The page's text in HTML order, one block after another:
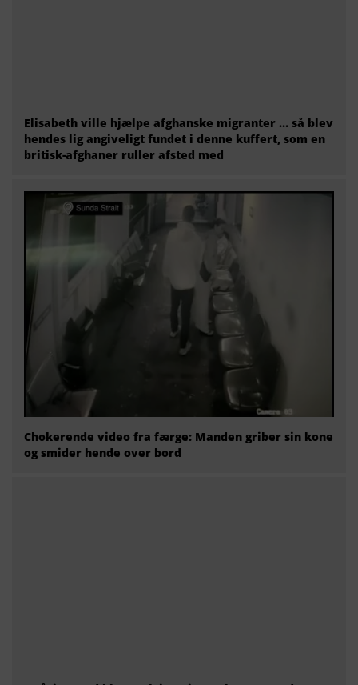
Elisabeth ville hjælpe afghanske migranter … så blev
hendes lig angiveligt fundet i denne kuffert, som en
britisk-afghaner ruller afsted med
Chokerende video fra færge: Manden griber sin kone
og smider hende over bord